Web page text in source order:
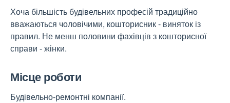
Хоча більшість будівельних професій традиційно
вважаються чоловічими, кошторисник - виняток із
правил. Не менш половини фахівців з кошторисної
справи - жінки.
Місце роботи
Будівельно-ремонтні компанії.